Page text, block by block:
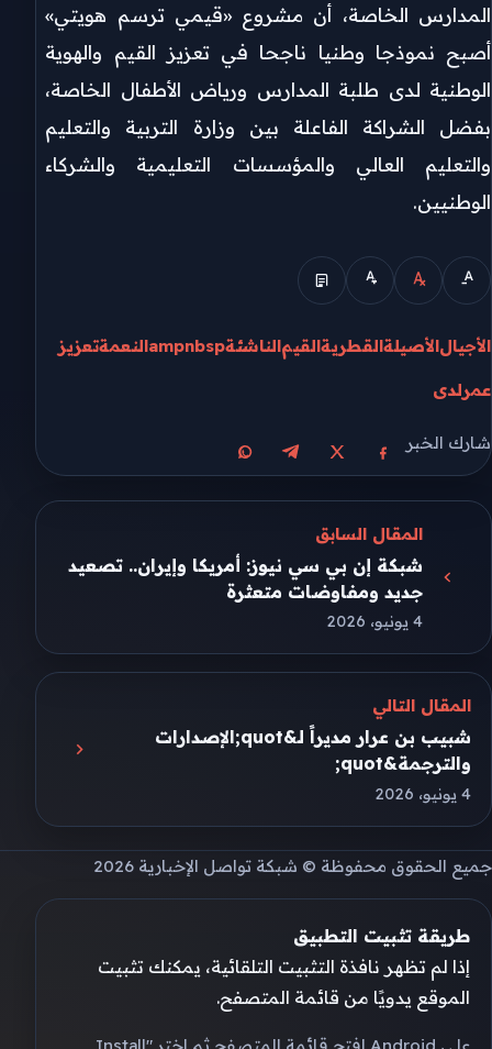
المدارس الخاصة، أن مشروع «قيمي ترسم هويتي»
أصبح نموذجا وطنيا ناجحا في تعزيز القيم والهوية
الوطنية لدى طلبة المدارس ورياض الأطفال الخاصة،
بفضل الشراكة الفاعلة بين وزارة التربية والتعليم
والتعليم العالي والمؤسسات التعليمية والشركاء
الوطنيين.
الأجيالالأصيلةالقطريةالقيمالناشئةampnbsp النعمةتعزيز
عمرلدى
شارك الخبر
مشاركة على فيسبوك
مشاركة على Xمشاركة على تيليجرام
مشاركة على واتساب
المقال السابق
شبكة إن بي سي نيوز: أمريكا وإيران.. تصعيد
جديد ومفاوضات متعثرة
4 يونيو، 2026
المقال التالي
شبيب بن عرار مديراً لـ&quot;الإصدارات
والترجمة&quot;
4 يونيو، 2026
جميع الحقوق محفوظة © شبكة تواصل الإخبارية 2026
طريقة تثبيت التطبيق
إذا لم تظهر نافذة التثبيت التلقائية، يمكنك تثبيت
الموقع يدويًا من قائمة المتصفح.